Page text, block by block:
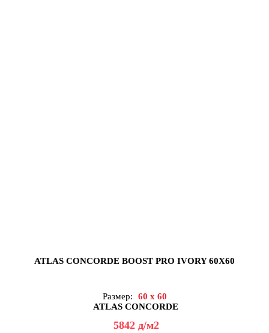
ATLAS CONCORDE BOOST PRO IVORY 60X60
Размер:
60 x 60
ATLAS CONCORDE
5842 д/м2